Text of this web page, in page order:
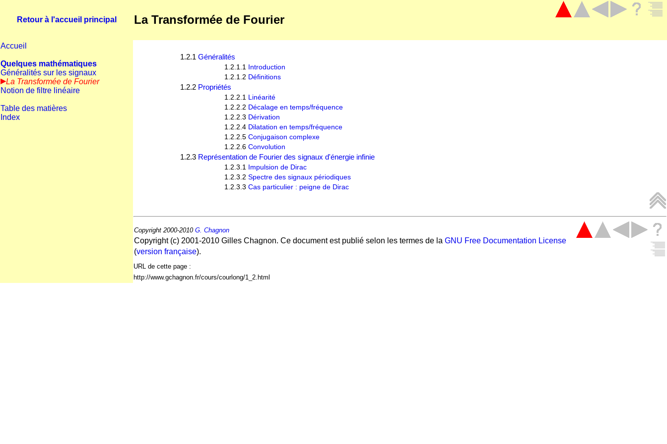
Retour à l'accueil principal La Transformée de Fourier
Accueil
Quelques mathématiques
Généralités sur les signaux
La Transformée de Fourier
Notion de filtre linéaire
Table des matières
Index
1.2.1 Généralités
1.2.1.1 Introduction
1.2.1.2 Définitions
1.2.2 Propriétés
1.2.2.1 Linéarité
1.2.2.2 Décalage en temps/fréquence
1.2.2.3 Dérivation
1.2.2.4 Dilatation en temps/fréquence
1.2.2.5 Conjugaison complexe
1.2.2.6 Convolution
1.2.3 Représentation de Fourier des signaux d'énergie infinie
1.2.3.1 Impulsion de Dirac
1.2.3.2 Spectre des signaux périodiques
1.2.3.3 Cas particulier : peigne de Dirac
Copyright 2000-2010 G. Chagnon
Copyright (c) 2001-2010 Gilles Chagnon. Ce document est publié selon les termes de la GNU Free Documentation License
(version française).
URL de cette page :
http://www.gchagnon.fr/cours/courlong/1_2.html